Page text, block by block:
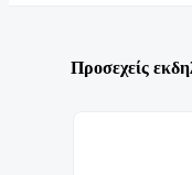
Προσεχείς